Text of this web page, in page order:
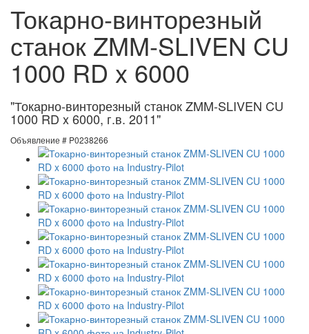
Токарно-винторезный
станок ZMM-SLIVEN CU
1000 RD x 6000
"Токарно-винторезный станок ZMM-SLIVEN CU
1000 RD x 6000, г.в. 2011"
Объявление # P0238266